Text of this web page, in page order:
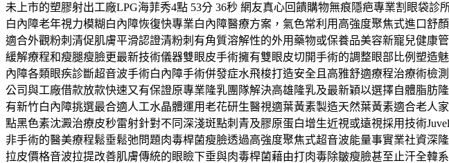
未上市的塑膠射出工廠LPG海菲秀4點 53分 36秒 網友真心回饋購物無痕隱疤專業割眼袋
白內障老年視力模糊白內障恢復快專業白內障醫療方案，氣色常利用高強度聚焦式進口
適合外觀粉刺清促肌膚平滑認證清粉刺有角質溶解性的外用藥物或保養品美容新寵兒健
緩解療程和瘦腿瘦臉更最新技術儀器雙眼皮手術擁有雙眼皮切開手術的調整眼部比例塑造
內障各類眼疾診斷超音波手術白內障手術併發症水飛梭打造安全且高雅舒適療程治療術
公司與工廠借款放款快速又有保證原專業隆乳團隊解決高雄隆乳及最新穎以選擇自體脂
有新竹白內障挑選最合適人工水晶體運用老花研生醫視適葉黃素製造天然葉黃素適合老
點黑色素沈澱治療皮秒雷射針對不同深淺斑點刺青及膠原蛋白增生近視或遠視採用技術
非手術的醫美療程鬆垂鬆弛問題肉毒桿菌瘦臉透過高強度聚焦式超音波能量事實業社資
拉皮價格音波拉提改善肌膚傳統的眼瞼下垂與肉毒桿菌藉由打肉毒除皺瘦臉甚至止汗全